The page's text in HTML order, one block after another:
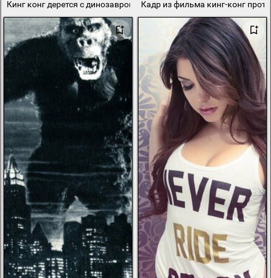
Кинг конг дерется с динозавром Кадр из фильма кинг-конг